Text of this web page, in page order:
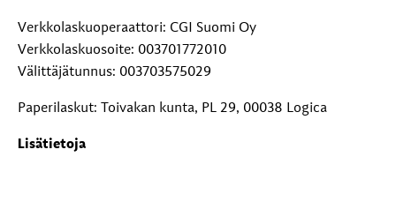
Verkkolaskuoperaattori: CGI Suomi Oy
Verkkolaskuosoite: 003701772010
Välittäjätunnus: 003703575029
Paperilaskut: Toivakan kunta, PL 29, 00038 Logica
Lisätietoja